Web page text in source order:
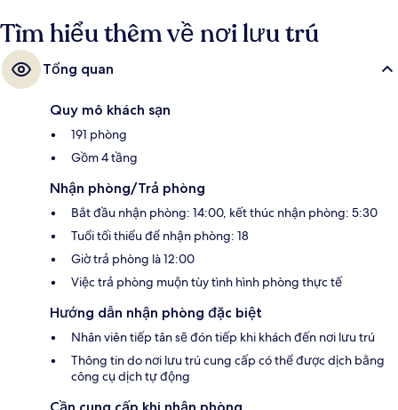
Tìm hiểu thêm về nơi lưu trú
Tổng quan
Quy mô khách sạn
191 phòng
Gồm 4 tầng
Nhận phòng/Trả phòng
Bắt đầu nhận phòng: 14:00, kết thúc nhận phòng: 5:30
Tuổi tối thiểu để nhận phòng: 18
Giờ trả phòng là 12:00
Việc trả phòng muộn tùy tình hình phòng thực tế
Hướng dẫn nhận phòng đặc biệt
Nhân viên tiếp tân sẽ đón tiếp khi khách đến nơi lưu trú
Thông tin do nơi lưu trú cung cấp có thể được dịch bằng
công cụ dịch tự động